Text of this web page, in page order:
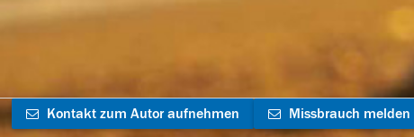
Kontakt zum Autor aufnehmen Missbrauch melden